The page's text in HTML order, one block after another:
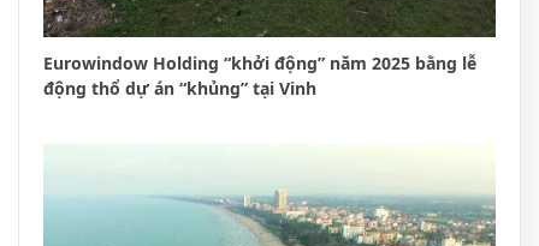
Eurowindow Holding “khởi động” năm 2025 bằng lễ
động thổ dự án “khủng” tại Vinh